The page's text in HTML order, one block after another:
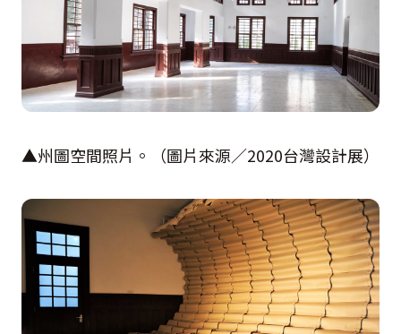
▲州圖空間照片。（圖片來源／2020台灣設計展）